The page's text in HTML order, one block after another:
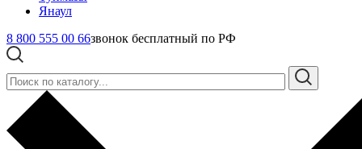
Янаул
8 800 555 00 66звонок бесплатный по РФ